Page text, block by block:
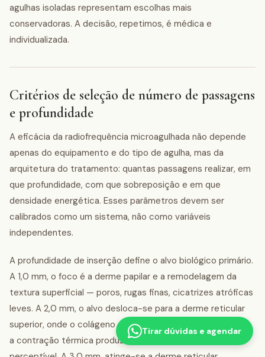
agulhas isoladas representam escolhas mais
conservadoras. A decisão, repetimos, é médica e
individualizada.
Critérios de seleção de número de passagens
e profundidade
A eficácia da radiofrequência microagulhada não depende
apenas do equipamento e do tipo de agulha, mas da
arquitetura do tratamento: quantas passagens realizar, em
que profundidade, com que sobreposição e em que
densidade energética. Esses parâmetros devem ser
calibrados como um sistema, não como variáveis
independentes.
A profundidade de inserção define o alvo biológico primário.
A 1,0 mm, o foco é a derme papilar e a remodelagem da
textura superficial — poros, rugas finas, cicatrizes atróficas
leves. A 2,0 mm, o alvo desloca-se para a derme reticular
superior, onde o colágeno encontra-se mais denso e onde
a contração térmica produz efeito de tightening mais
Tirar dúvidas e agendar